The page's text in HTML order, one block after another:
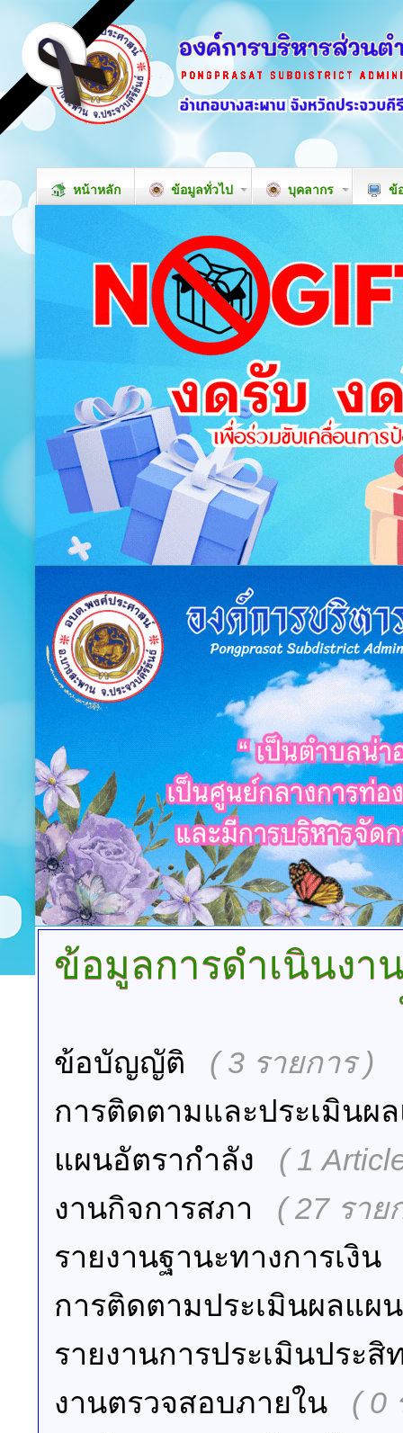
หน้าหลัก ข้อมูลทั่วไป บุคลากร ข้
ข้อมูลการดำเนินงา
ข้อบัญญัติ
( 3 รายการ )
การติดตามและประเมิน
แผนอัตรากำลัง
( 1
งานกิจการสภา
( 27 ราย
รายงานฐานะทางการเงิน
การติดตามประเมินผลแผน
รายงานการประเมินประ
งานตรวจสอบภายใน
( 0